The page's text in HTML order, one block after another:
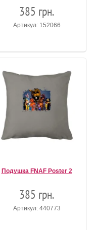
385 грн.
Артикул: 152066
Подушка FNAF Poster 2
385 грн.
Артикул: 440773